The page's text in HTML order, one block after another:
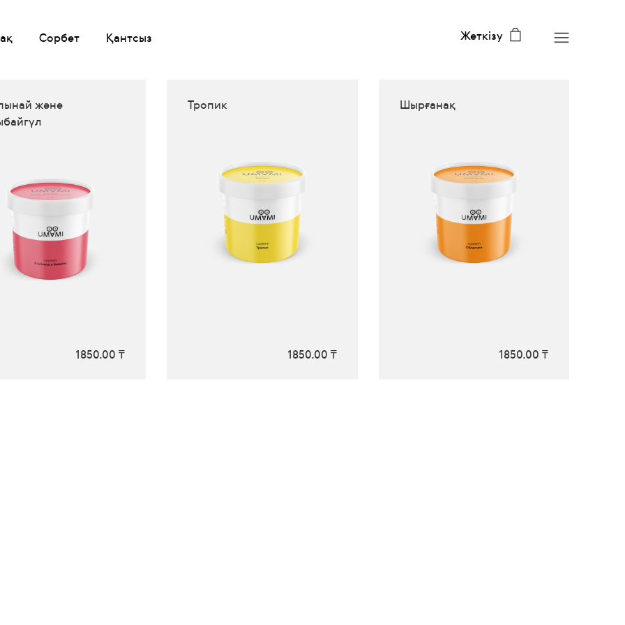
Сорбет Қантсыз Жеткізу
және
1850.00 ₸
Тропик
1850.00 ₸
Шырғанақ
1850.00 ₸